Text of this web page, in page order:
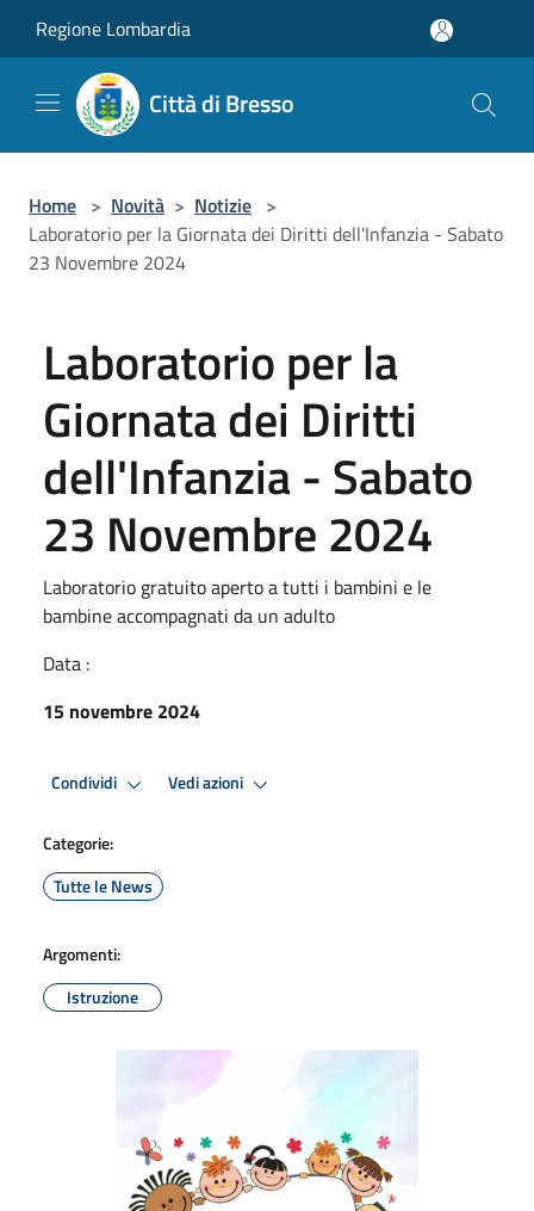
Regione Lombardia
Città di Bresso
Home > Novità > Notizie >
Laboratorio per la Giornata dei Diritti dell'Infanzia - Sabato
23 Novembre 2024
Laboratorio per la
Giornata dei Diritti
dell'Infanzia - Sabato
23 Novembre 2024
Laboratorio gratuito aperto a tutti i bambini e le
bambine accompagnati da un adulto
Data :
15 novembre 2024
Condividi Vedi azioni
Categorie:
Tutte le News
Argomenti:
Istruzione